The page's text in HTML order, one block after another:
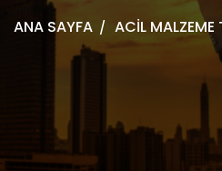
ANA SAYFA ACİL MALZEME